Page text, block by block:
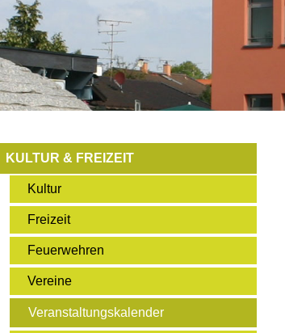
KULTUR & FREIZEIT
Kultur
Freizeit
Feuerwehren
Vereine
Veranstaltungskalender